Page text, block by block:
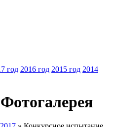
год 2016 год 2015 год 2014